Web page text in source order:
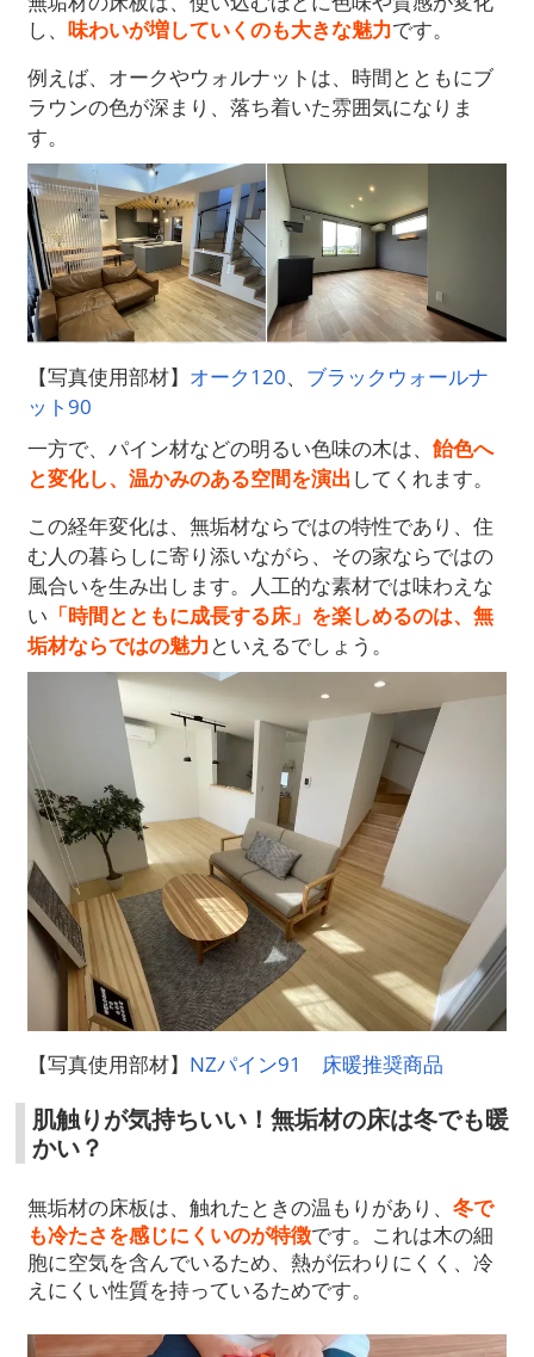
し、味わいが増していくのも大きな魅力です。
例えば、オークやウォルナットは、時間とともにブ
ラウンの色が深まり、落ち着いた雰囲気になりま
す。
【写真使用部材】 オーク120、 ブラックウォールナ
ット90
一方で、パイン材などの明るい色味の木は、飴色へ
と変化し、温かみのある空間を演出 してくれます。
この経年変化は、無垢材ならではの特性であり、住
む人の暮らしに寄り添いながら、その家ならではの
風合いを生み出します。人工的な素材では味わえな
い 「時間とともに成長する床」を楽しめるのは、無
垢材ならではの魅力といえるでしょう。
【写真使用部材】 NZパイン91 床暖推奨商品
肌触りが気持ちいい！無垢材の床は冬でも暖
かい？
無垢材の床板は、触れたときの温もりがあり、冬で
も冷たさを感じにくいのが特徴です。これは木の細
胞に空気を含んでいるため、熱が伝わりにくく、冷
えにくい性質を持っているためです。